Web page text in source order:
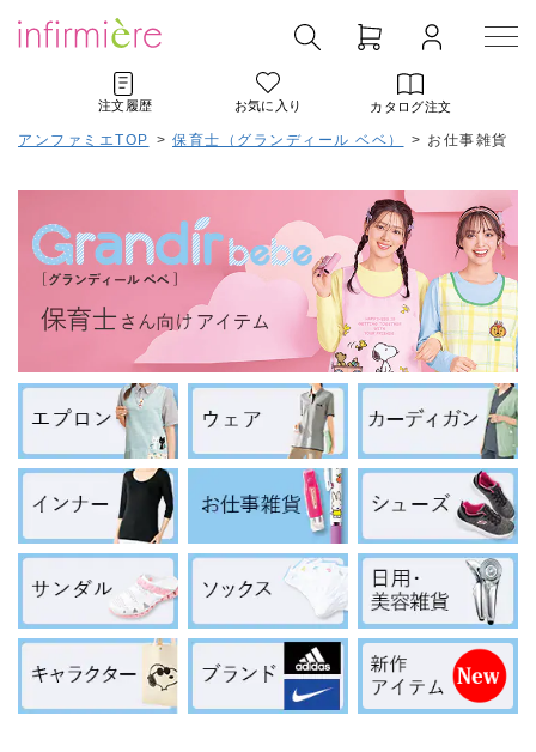
注文履歴 お気に入り カタログ注文
アンファミエTOP > 保育士（グランディール ベベ） > お仕事雑貨